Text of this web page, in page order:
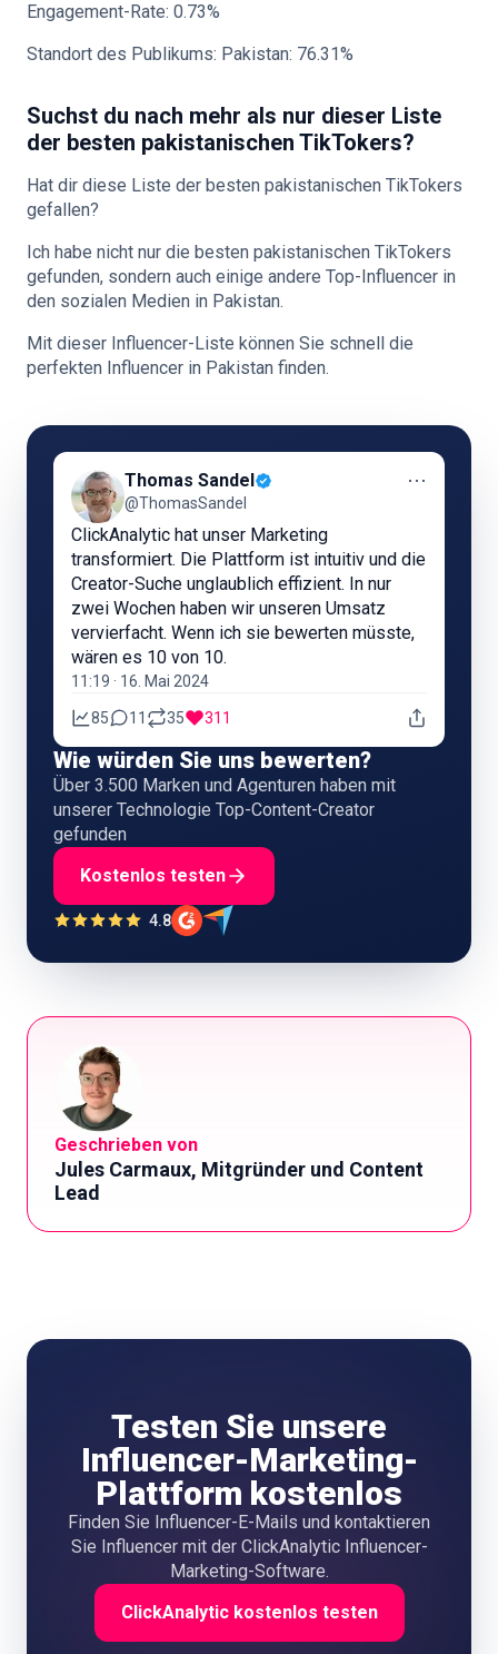
Engagement-Rate: 0.73%
Standort des Publikums: Pakistan: 76.31%
Suchst du nach mehr als nur dieser Liste
der besten pakistanischen TikTokers?
Hat dir diese Liste der besten pakistanischen TikTokers
gefallen?
Ich habe nicht nur die besten pakistanischen TikTokers
gefunden, sondern auch einige andere Top-Influencer in
den sozialen Medien in Pakistan.
Mit dieser Influencer-Liste können Sie schnell die
perfekten Influencer in Pakistan finden.
Thomas Sandel
@ThomasSandel
⋯
ClickAnalytic hat unser Marketing
transformiert. Die Plattform ist intuitiv und die
Creator-Suche unglaublich effizient. In nur
zwei Wochen haben wir unseren Umsatz
vervierfacht. Wenn ich sie bewerten müsste,
wären es 10 von 10.
11:19 · 16. Mai 2024
85 11 35 311
Wie würden Sie uns bewerten?
Über 3.500 Marken und Agenturen haben mit
unserer Technologie Top-Content-Creator
gefunden
Kostenlos testen
4.8
Geschrieben von
Jules Carmaux, Mitgründer und Content
Lead
Testen Sie unsere
Influencer-Marketing-
Plattform kostenlos
Finden Sie Influencer-E-Mails und kontaktieren
Sie Influencer mit der ClickAnalytic Influencer-
Marketing-Software.
ClickAnalytic kostenlos testen